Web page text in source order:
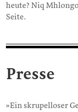
heute? Niq
Seite.
Presse
»Ein skrupelloser